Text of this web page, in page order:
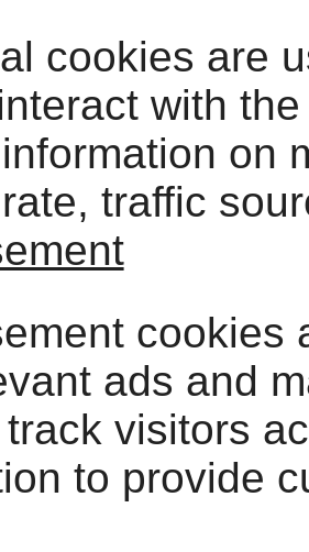
cookies are
with
on
traffic
cookies
ads and
visitors
to provide